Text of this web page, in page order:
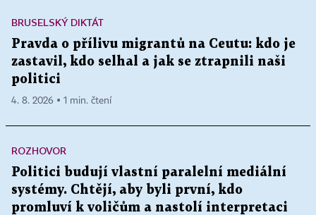
BRUSELSKÝ DIKTÁT
Pravda o přílivu migrantů na Ceutu: kdo je
zastavil, kdo selhal a jak se ztrapnili naši
politici
4. 8. 2026 ▪ 1 min. čtení
ROZHOVOR
Politici budují vlastní paralelní mediální
systémy. Chtějí, aby byli první, kdo
promluví k voličům a nastolí interpretaci